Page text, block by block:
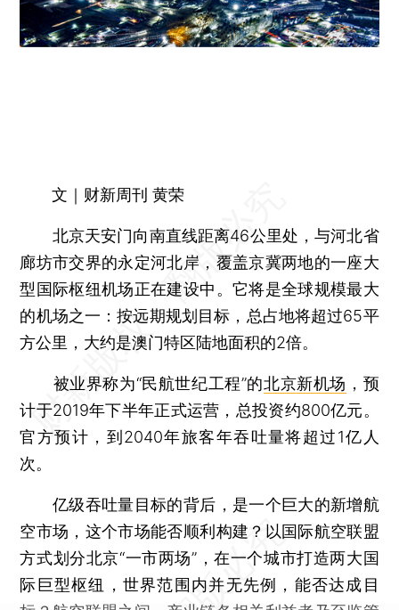
文｜财新周刊 黄荣
北京天安门向南直线距离46公里处，与河北省
廊坊市交界的永定河北岸，覆盖京冀两地的一座大
型国际枢纽机场正在建设中。它将是全球规模最大
的机场之一：按远期规划目标，总占地将超过65平
方公里，大约是澳门特区陆地面积的2倍。
被业界称为“民航世纪工程”的北京新机场 ，预
计于2019年下半年正式运营，总投资约800亿元。
官方预计，到2040年旅客年吞吐量将超过1亿人
次。
亿级吞吐量目标的背后，是一个巨大的新增航
空市场，这个市场能否顺利构建？以国际航空联盟
方式划分北京“一市两场”，在一个城市打造两大国
际巨型枢纽，世界范围内并无先例，能否达成目